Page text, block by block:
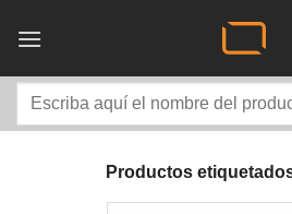
Buscar
Productos